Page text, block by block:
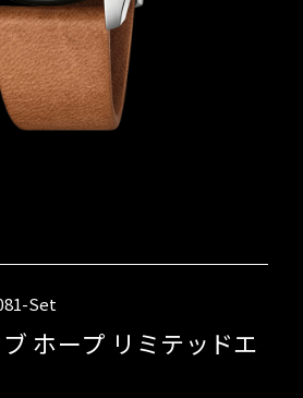
Set
ホープ リミテッドエ